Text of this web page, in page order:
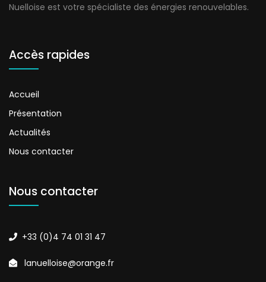
Nuelloise est votre spécialiste des énergies renouvelables.
Accès rapides
Accueil
Présentation
Actualités
Nous contacter
Nous contacter
+33 (0)4 74 01 31 47
lanuelloise@orange.fr